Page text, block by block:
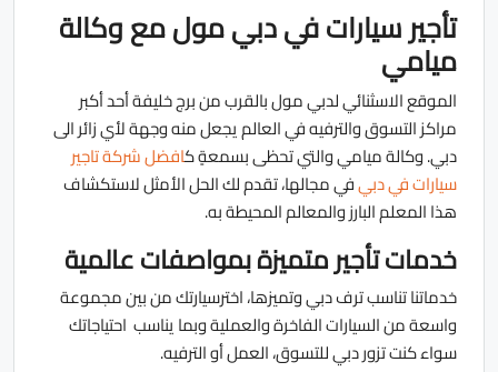
تأجير سيارات في دبي مول مع وكالة
ميامي
الموقع الاسثنائي لدبي مول بالقرب من برج خليفة أحد أكبر
مراكز التسوق والترفيه في العالم يجعل منه وجهة لأي زائر الى
دبي. وكالة ميامي والتي تحظى بسمعةٍ كافضل شركة تاجير
سيارات في دبيفي مجالها، تقدم لك الحل الأمثل لاستكشاف
هذا المعلم البارز والمعالم المحيطة به.
خدمات تأجير متميزة بمواصفات عالمية
خدماتنا تناسب ترف دبي وتميزها، اخترسيارتك من بين مجموعة
واسعة من السيارات الفاخرة والعملية وبما يناسب احتياجاتك
سواء كنت تزور دبي للتسوق، العمل أو الترفيه.